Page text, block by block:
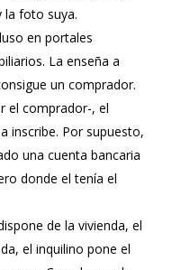
la foto suya.
en portales
La enseña a
un comprador.
el comprador-, el
inscribe. Por supuesto,
una cuenta bancaria
donde el tenía el
de la vivienda, el
el inquilino pone el